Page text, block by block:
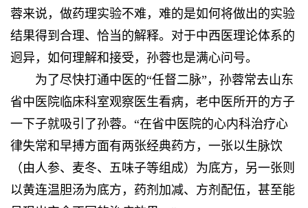
蓉来说，做药理实验不难，难的是如何将做出的实验
结果得到合理、恰当的解释。对于中西医理论体系的
迥异，如何理解和接受，孙蓉也是满心问号。
为了尽快打通中医的“任督二脉”，孙蓉常去山东
省中医院临床科室观察医生看病，老中医所开的方子
一下子就吸引了孙蓉。“在省中医院的心内科治疗心
律失常和早搏方面有两张经典药方，一张以生脉饮
（由人参、麦冬、五味子等组成）为底方，另一张则
以黄连温胆汤为底方，药剂加减、方剂配伍，甚至能